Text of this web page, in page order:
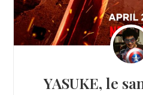
YASUKE, le